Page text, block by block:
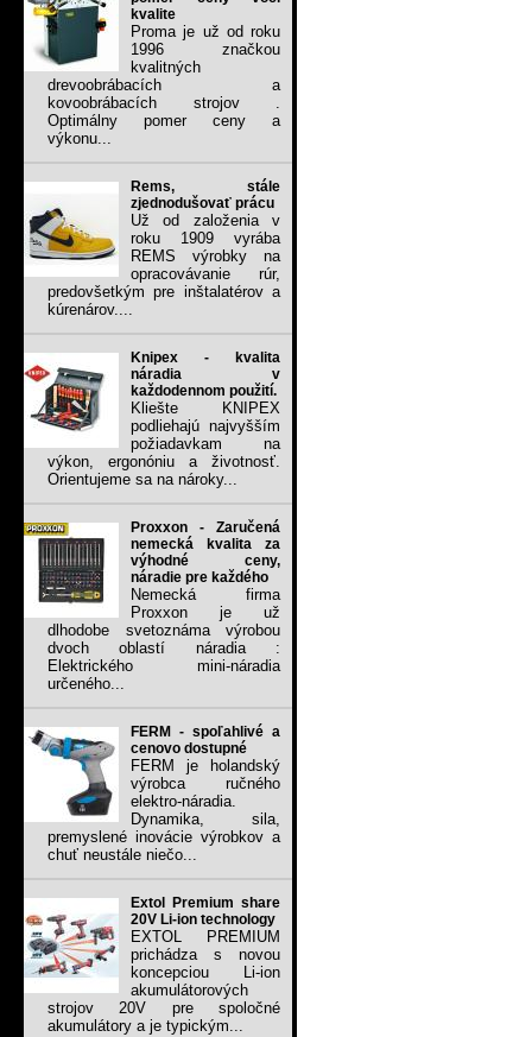
kvalite
Proma je už od roku
1996 značkou
kvalitných
drevoobrábacích a
kovoobrábacích strojov .
Optimálny pomer ceny a
výkonu...
Rems, stále
zjednodušovať prácu
Už od založenia v
roku 1909 vyrába
REMS výrobky na
opracovávanie rúr,
predovšetkým pre inštalatérov a
kúrenárov....
Knipex - kvalita
náradia v
každodennom použití.
Kliešte KNIPEX
podliehajú najvyšším
požiadavkam na
výkon, ergonóniu a životnosť.
Orientujeme sa na nároky...
Proxxon - Zaručená
nemecká kvalita za
výhodné ceny,
náradie pre každého
Nemecká firma
Proxxon je už
dlhodobe svetoznáma výrobou
dvoch oblastí náradia :
Elektrického mini-náradia
určeného...
FERM - spoľahlivé a
cenovo dostupné
FERM je holandský
výrobca ručného
elektro-náradia.
Dynamika, sila,
premyslené inovácie výrobkov a
chuť neustále niečo...
Extol Premium share
20V Li-ion technology
EXTOL PREMIUM
prichádza s novou
koncepciou Li-ion
akumulátorových
strojov 20V pre spoločné
akumulátory a je typickým...